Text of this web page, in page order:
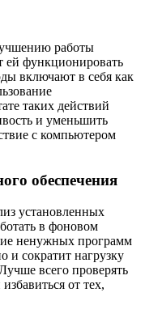
работы
ей функционировать
включают в себя как
таких действий
и уменьшить
с компьютером
обеспечения
установленных
в фоновом
ненужных программ
и сократит нагрузку
всего проверять
от тех,